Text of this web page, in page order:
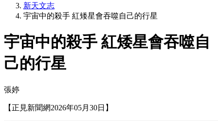
新天文志
宇宙中的殺手 紅矮星會吞噬自己的行星
宇宙中的殺手 紅矮星會吞噬自
己的行星
張婷
【正見新聞網2026年05月30日】